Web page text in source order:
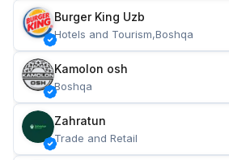
Burger King Uzb
Hotels and Tourism,Boshqa
Kamolon osh
Boshqa
Zahratun
Trade and Retail